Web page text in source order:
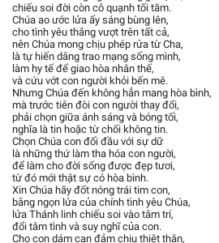
chiếu soi đời còn cô quạnh tối tăm.
Chúa ao ước lửa ấy sáng bùng lên,
cho tình yêu thắng vượt trên tất cả,
nên Chúa mong chịu phép rửa từ Cha,
là tự hiến dâng trao mạng sống mình,
làm hy tế để giao hòa nhân thế,
và cứu vớt con người khỏi bến mê.
Nhưng Chúa đến không hẳn mang hòa bình,
mà trước tiên đòi con người thay đổi,
phải chọn giữa ánh sáng và bóng tối,
nghĩa là tin hoặc từ chối không tin.
Chọn Chúa con đối đầu với sự dữ
là những thứ làm tha hóa con người,
để làm cho đời sống được đẹp tươi,
từ đó mới thật sự có hòa bình.
Xin Chúa hãy đốt nóng trái tim con,
bằng ngọn lửa của chính tình yêu Chúa,
lửa Thánh linh chiếu soi vào tâm trí,
đổi tâm tình và suy nghĩ của con.
Cho con dám can đảm chịu thiệt thân,